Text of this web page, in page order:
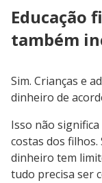
Educação
também
Sim. Crianças e
dinheiro de
Isso não
costas dos
dinheiro tem
tudo precisa ser